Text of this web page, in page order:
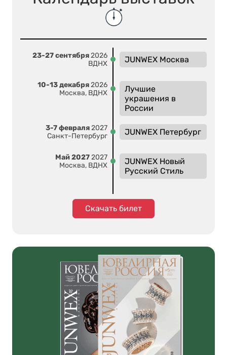
23-27 сентября2026
ВДНХ
JUNWEX Москва
10-13 декабря2026
Москва, ВДНХ
Лучшие
украшения в
России
3-7 февраля2027
Санкт-Петербург
JUNWEX Петербург
Май 20272027
Москва, ВДНХ
JUNWEX Новый
Русский Стиль
Скачать билет